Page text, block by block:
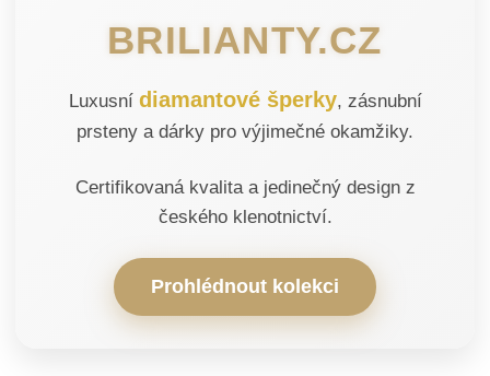
BRILIANTY.CZ
Luxusní diamantové šperky, zásnubní
prsteny a dárky pro výjimečné okamžiky.
Certifikovaná kvalita a jedinečný design z
českého klenotnictví.
Prohlédnout kolekci